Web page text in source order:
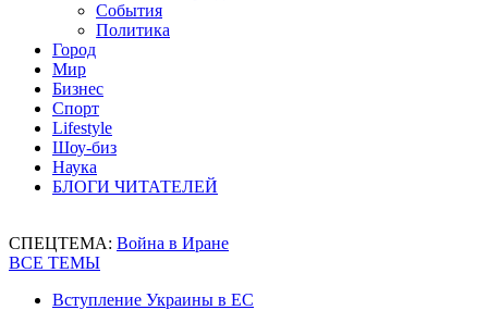
События
Политика
Город
Мир
Бизнес
Спорт
Lifestyle
Шоу-биз
Наука
БЛОГИ ЧИТАТЕЛЕЙ
СПЕЦТЕМА: Война в Иране
ВСЕ ТЕМЫ
Вступление Украины в ЕС